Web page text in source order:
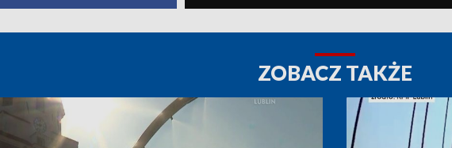
ZOBACZ TAKŻE